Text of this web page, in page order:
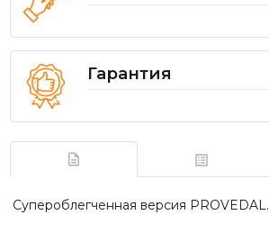
Гарантия
Супероблегченная версия PROVEDAL.